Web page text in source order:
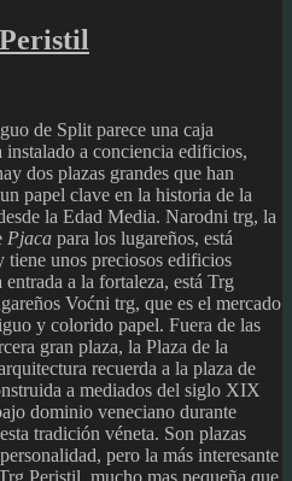
de Split parece una caja
a conciencia edificios,
dos plazas grandes que han
papel clave en la historia de la
la Edad Media. Narodni trg, la
Pjaca para los lugareños, está
unos preciosos edificios
a la fortaleza, está Trg
Voćni trg, que es el mercado
y colorido papel. Fuera de las
gran plaza, la Plaza de la
recuerda a la plaza de
a mediados del siglo XIX
dominio veneciano durante
tradición véneta. Son plazas
pero la más interesante